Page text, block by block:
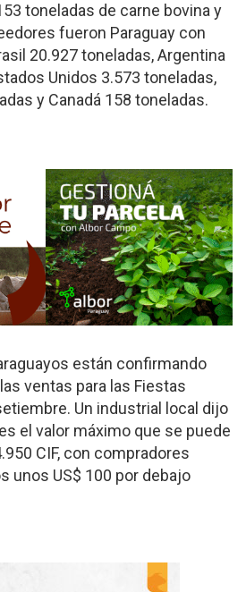
toneladas de carne bovina y
fueron Paraguay con
20.927 toneladas, Argentina
Unidos 3.573 toneladas,
y Canadá 158 toneladas.
están confirmando
ventas para las Fiestas
Un industrial local dijo
el valor máximo que se puede
CIF, con compradores
unos US$ 100 por debajo